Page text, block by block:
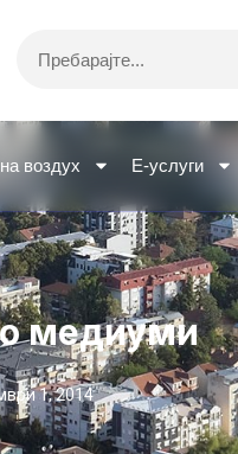
воздух Е-услуги
медиуми
1, 2014